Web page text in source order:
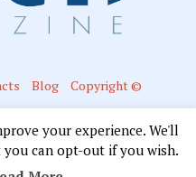
Blog Copyright ©
your experience. We'll
can opt-out if you wish.